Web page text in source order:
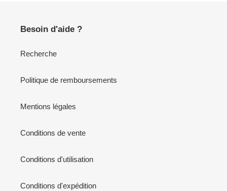
Besoin d'aide ?
Recherche
Politique de remboursements
Mentions légales
Conditions de vente
Conditions d'utilisation
Conditions d'expédition